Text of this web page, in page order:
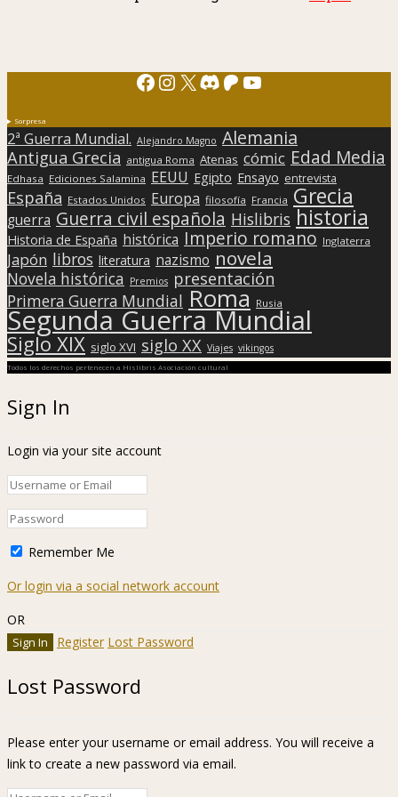
Facebook
Instagram
X Discord
Patreon
YouTube
Sorpresa
2ª Guerra Mundial. Alejandro Magno Alemania
Antigua Grecia antigua Roma Atenas cómic Edad Media
Edhasa Ediciones Salamina EEUU Egipto Ensayo entrevista
España Estados Unidos Europa filosofía Francia Grecia
guerra Guerra civil española Hislibris historia
Historia de España histórica Imperio romano Inglaterra
Japón libros literatura nazismo novela
Novela histórica Premios presentación
Primera Guerra Mundial Roma Rusia
Segunda Guerra Mundial
Siglo XIX siglo XVI siglo XX Viajes vikingos
Todos los derechos pertenecen a Hislibris Asociación cultural
Sign In
Login via your site account
Remember Me
Or login via a social network account
OR
Register Lost Password
Lost Password
Please enter your username or email address. You will receive a
link to create a new password via email.